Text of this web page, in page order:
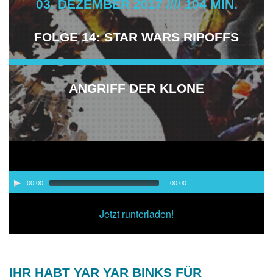
03. DEZEMBER 2017 //// 104 MIN.
FOLGE 14: STAR WARS RIPOFFS
ANGRIFF DER KLONE
00:00 00:00
Jetzt runterladen!
IHR HABT YAR YAR BINKS FÜR